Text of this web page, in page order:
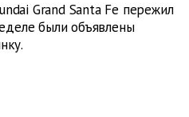
Grand Santa Fe пережил
были объявлены